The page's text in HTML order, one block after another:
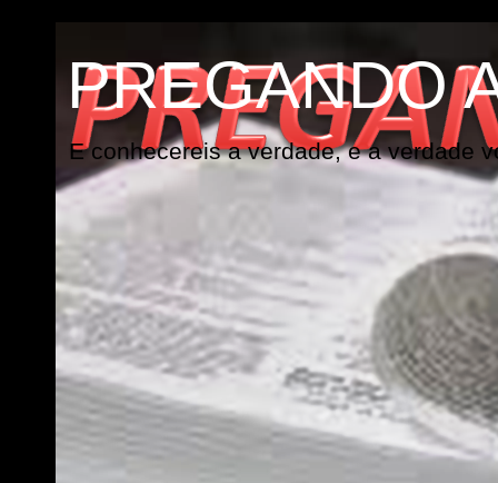
PREGANDO
E conhecereis a verdade, e a verdade